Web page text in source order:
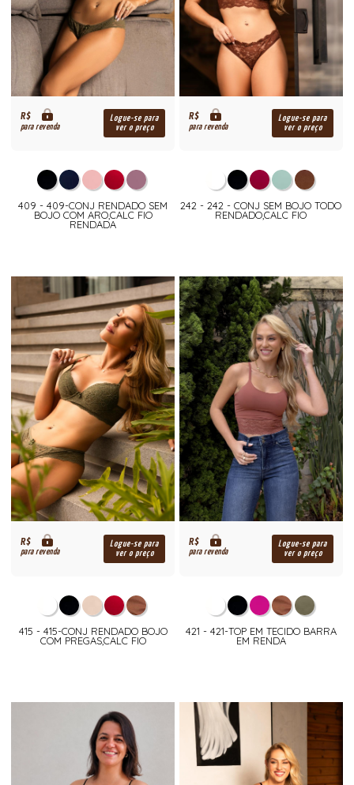
R$
para revenda
Logue-se para
ver o preço
409 - 409-CONJ RENDADO SEM
BOJO COM ARO,CALC FIO
RENDADA
R$
para revenda
Logue-se para
ver o preço
242 - 242 - CONJ SEM BOJO TODO
RENDADO,CALC FIO
R$
para revenda
Logue-se para
ver o preço
415 - 415-CONJ RENDADO BOJO
COM PREGAS,CALC FIO
R$
para revenda
Logue-se para
ver o preço
421 - 421-TOP EM TECIDO BARRA
EM RENDA